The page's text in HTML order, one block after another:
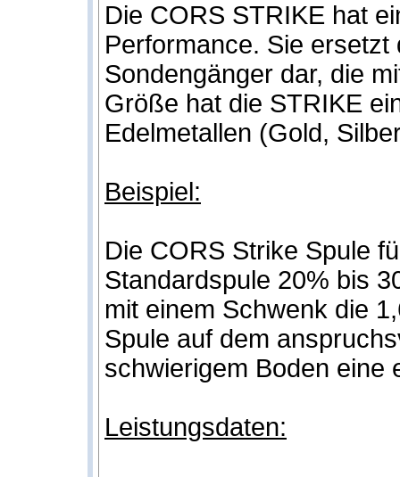
Die CORS STRIKE hat
Performance. Sie
Sondengänger dar, die
Größe hat die STRIKE
Edelmetallen (Gold,
Beispiel:
Die CORS Strike Spule
Standardspule 20% bis
mit einem Schwenk die
Spule auf dem
schwierigem Boden eine
Leistungsdaten: